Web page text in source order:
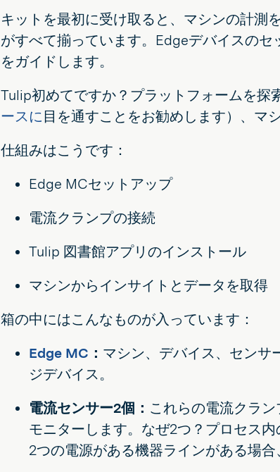
キットを最初に受け取ると、マシンの計測
がすべて揃っています。Edgeデバイスの
をガイドします。
Tulip初めてですか？プラットフォームを探
ースに目を通すことをお勧めします）、マ
仕組みはこうです：
Edge MCセットアップ
電流クランプの接続
Tulip 図書館アプリのインストール
マシンからインサイトとデータを取得
箱の中にはこんなものが入っています：
Edge MC ： マシン、デバイス、センサ
ジデバイス。
電流センサー2個： これらの電流クラ
モニターします。なぜ2つ？プロセス
2つの電源がある機器ラインがある場